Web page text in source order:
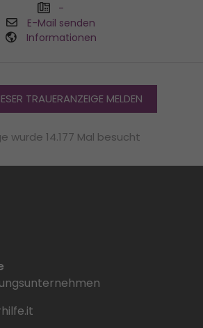
-
E-Mail senden
Informationen
TRAUERANZEIGE MELDEN
wurde 14.177 Mal besucht